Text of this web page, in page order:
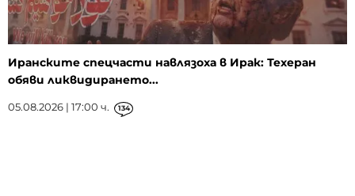
Иранските спецчасти навлязоха в Ирак: Техеран
обяви ликвидирането...
05.08.2026 | 17:00 ч. 134